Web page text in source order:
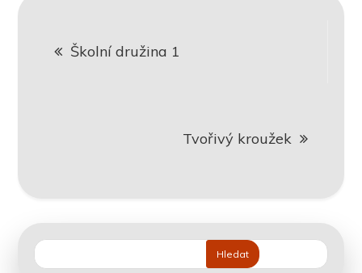
Navigace
proŠkolní družina 1
Tvořivý kroužek
Hledat